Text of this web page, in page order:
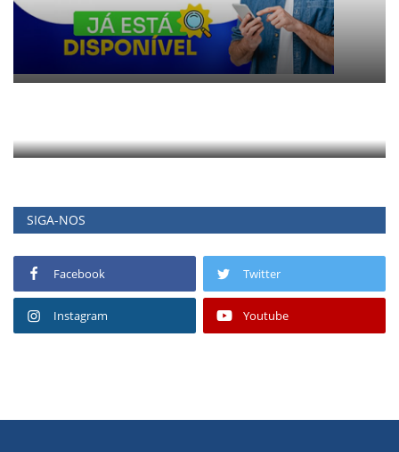
SIGA-NOS
Facebook Twitter
Instagram Youtube